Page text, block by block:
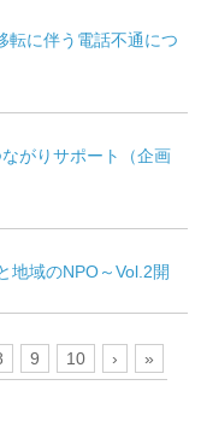
転に伴う電話不通につ
がりサポート（企画
地域のNPO～Vol.2開
9 10 › »